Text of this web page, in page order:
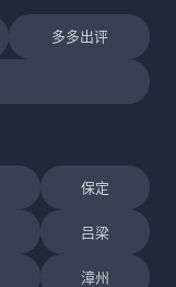
多多出评
保定
吕梁
漳州